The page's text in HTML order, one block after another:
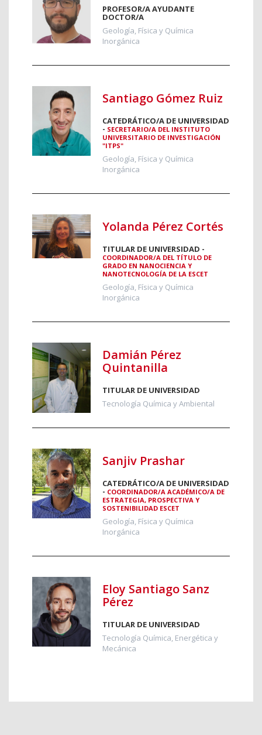
PROFESOR/A AYUDANTE
DOCTOR/A
Geología, Física y Química
Inorgánica
Santiago Gómez Ruiz
CATEDRÁTICO/A DE UNIVERSIDAD
- SECRETARIO/A DEL INSTITUTO
UNIVERSITARIO DE INVESTIGACIÓN
"ITPS"
Geología, Física y Química
Inorgánica
Yolanda Pérez Cortés
TITULAR DE UNIVERSIDAD -
COORDINADOR/A DEL TÍTULO DE
GRADO EN NANOCIENCIA Y
NANOTECNOLOGÍA DE LA ESCET
Geología, Física y Química
Inorgánica
Damián Pérez
Quintanilla
TITULAR DE UNIVERSIDAD
Tecnología Química y Ambiental
Sanjiv Prashar
CATEDRÁTICO/A DE UNIVERSIDAD
- COORDINADOR/A ACADÉMICO/A DE
ESTRATEGIA, PROSPECTIVA Y
SOSTENIBILIDAD ESCET
Geología, Física y Química
Inorgánica
Eloy Santiago Sanz
Pérez
TITULAR DE UNIVERSIDAD
Tecnología Química, Energética y
Mecánica